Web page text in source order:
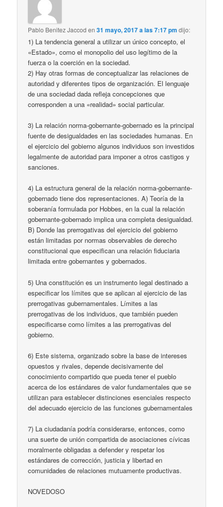
Pablo Benitez Jaccod en31 mayo, 2017 a las 7:17 pm dijo:
1) La tendencia general a utilizar un único concepto, el
«Estado», como el monopolio del uso legítimo de la
fuerza o la coerción en la sociedad.
2) Hay otras formas de conceptualizar las relaciones de
autoridad y diferentes tipos de organización. El lenguaje
de una sociedad dada refleja concepciones que
corresponden a una «realidad» social particular.
3) La relación norma-gobernante-gobernado es la principal
fuente de desigualdades en las sociedades humanas. En
el ejercicio del gobierno algunos individuos son investidos
legalmente de autoridad para imponer a otros castigos y
sanciones.
4) La estructura general de la relación norma-gobernante-
gobernado tiene dos representaciones. A) Teoría de la
soberanía formulada por Hobbes, en la cual la relación
gobernante-gobernado implica una completa desigualdad.
B) Donde las prerrogativas del ejercicio del gobierno
están limitadas por normas observables de derecho
constitucional que especifican una relación fiduciaria
limitada entre gobernantes y gobernados.
5) Una constitución es un instrumento legal destinado a
especificar los límites que se aplican al ejercicio de las
prerrogativas gubernamentales. Límites a las
prerrogativas de los individuos, que también pueden
especificarse como límites a las prerrogativas del
gobierno.
6) Este sistema, organizado sobre la base de intereses
opuestos y rivales, depende decisivamente del
conocimiento compartido que pueda tener el pueblo
acerca de los estándares de valor fundamentales que se
utilizan para establecer distinciones esenciales respecto
del adecuado ejercicio de las funciones gubernamentales
7) La ciudadanía podría considerarse, entonces, como
una suerte de unión compartida de asociaciones cívicas
moralmente obligadas a defender y respetar los
estándares de corrección, justicia y libertad en
comunidades de relaciones mutuamente productivas.
NOVEDOSO